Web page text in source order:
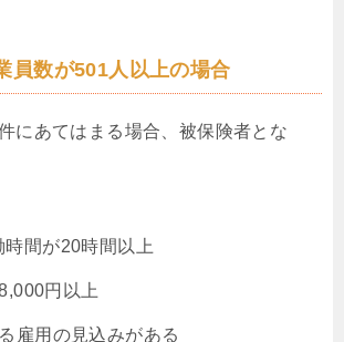
員数が501人以上の場合
にあてはまる場合、被保険者とな
間が20時間以上
円以上
雇用の見込みがある